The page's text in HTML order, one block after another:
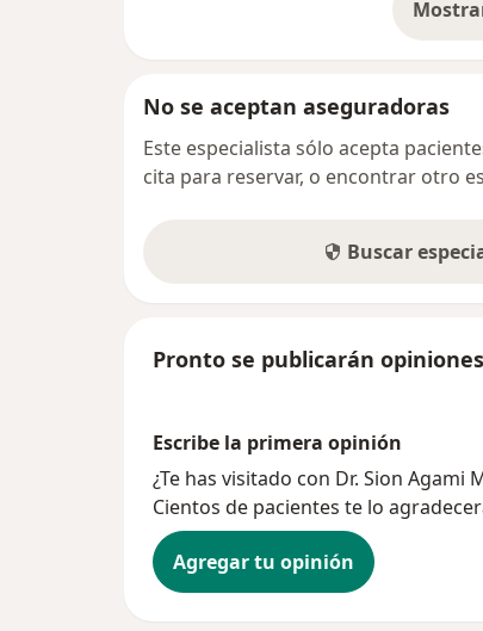
No se aceptan aseguradoras
Este especialista sólo acepta
cita para reservar, o encontrar otro
Buscar
Pronto se publicarán opiniones
Escribe la primera opinión
¿Te has visitado con Dr. Sion
Cientos de pacientes te lo
Agregar tu opinión